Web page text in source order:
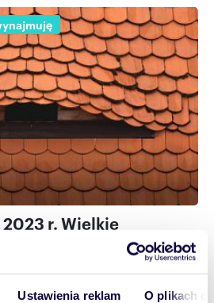
Ustawienia reklam O plikach
r. Wielkie
Mniej mieszkań